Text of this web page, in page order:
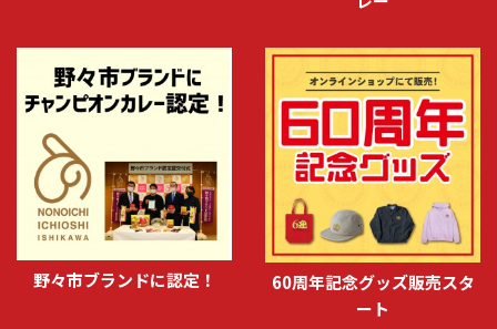
野々市ブランドに認定！
60周年記念グッズ販売スタ
ート